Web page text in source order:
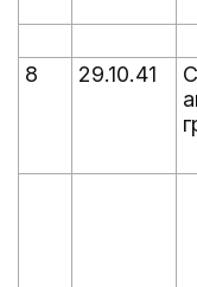
8
29.10.41